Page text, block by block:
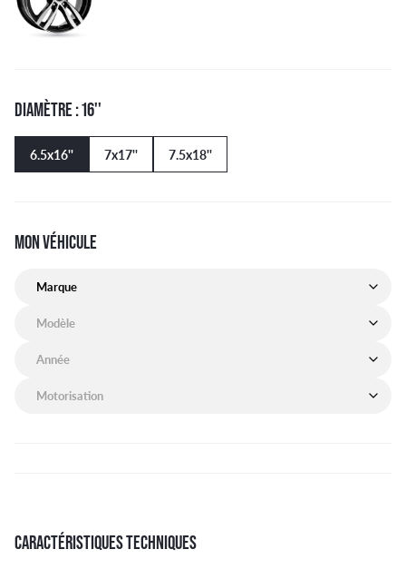
DIAMÈTRE : 16''
6.5x16'' 7x17'' 7.5x18''
MON VÉHICULE
CARACTÉRISTIQUES TECHNIQUES